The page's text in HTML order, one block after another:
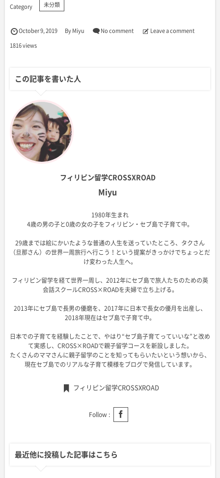
未分類
October9,2019 ByMiyu No comment
Leave a comment
1816 views
この記事を書いた人
フィリピン留学CROSSXROAD
Miyu
1980年生まれ
4歳の男の子と0歳の女の子をフィリピン・セブ島で子育て中。
29歳までは絵にかいたような普通の人生を送っていたところ、タクさん
（旦那さん）の世界一周旅行へ行こう！という提案がきっかけでちょっとだ
け変わった人生へ。
フィリピン留学を経て世界一周し、2012年にセブ島で旅人たちのための英
会話スクールCROSS×ROADを夫婦で立ち上げる。
2013年にセブ島で長男の優磨を、2017年に日本で長女の優月を出産し、
2018年現在はセブ島で子育て中。
日本での子育てを経験したことで、やはり“セブ島子育てっていいな”と改め
て実感し、CROSS×ROADで親子留学コースを新設しました。
たくさんのママさんに親子留学のことを知ってもらいたいという想いから、
現在セブ島でのリアルな子育て模様をブログで発信しています。
フィリピン留学CROSSXROAD
Follow :
最近他に投稿した記事はこちら